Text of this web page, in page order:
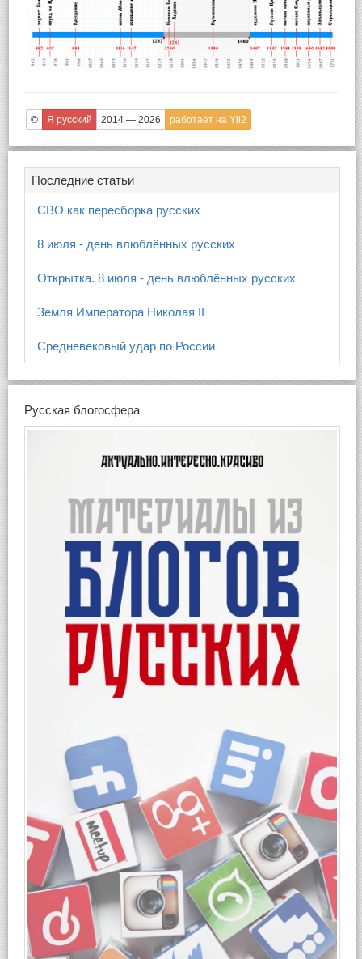
© Я русский 2014 — 2026 работает на Yii2
Последние статьи
СВО как пересборка русских
8 июля - день влюблённых русских
Открытка. 8 июля - день влюблённых русских
Земля Императора Николая II
Средневековый удар по России
Русская блогосфера